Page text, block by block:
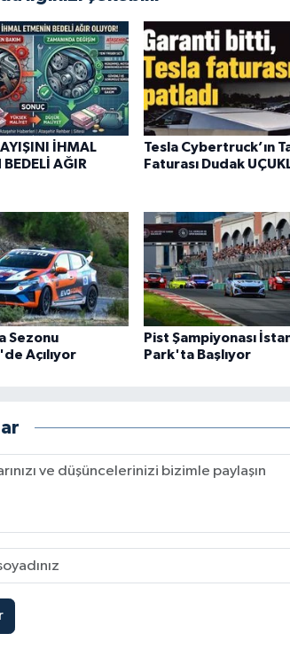
İHMAL
BEDELİ AĞIR
Tesla Cybertruck’ın
Faturası Dudak
Sezonu
Açılıyor
Pist Şampiyonası
Park'ta Başlıyor